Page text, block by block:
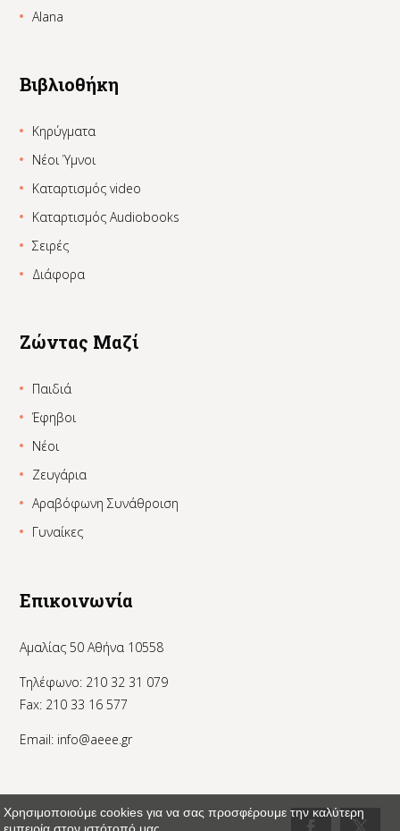
Alana
Βιβλιοθήκη
Κηρύγματα
Νέοι Ύμνοι
Καταρτισμός video
Καταρτισμός Audiobooks
Σειρές
Διάφορα
Ζώντας Μαζί
Παιδιά
Έφηβοι
Νέοι
Ζευγάρια
Αραβόφωνη Συνάθροιση
Γυναίκες
Επικοινωνία
Αμαλίας 50 Αθήνα 10558
Τηλέφωνο: 210 32 31 079
Fax: 210 33 16 577
Email: info@aeee.gr
Χρησιμοποιούμε cookies για να σας προσφέρουμε την καλύτερη